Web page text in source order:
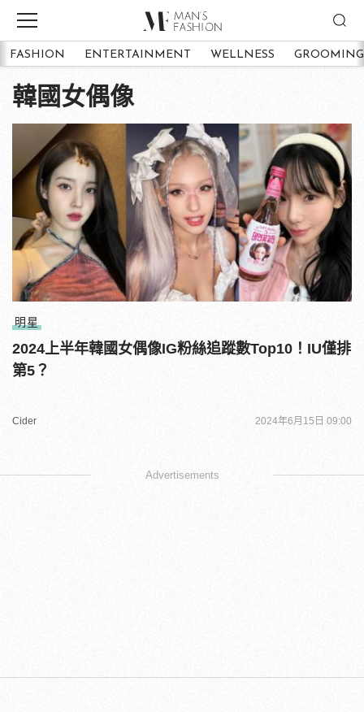
FASHION ENTERTAINMENT WELLNESS GROOMING
韓國女偶像
明星
2024上半年韓國女偶像IG粉絲追蹤數Top10！IU僅排
第5？
Cider 2024年6月15日 09:00
Advertisements